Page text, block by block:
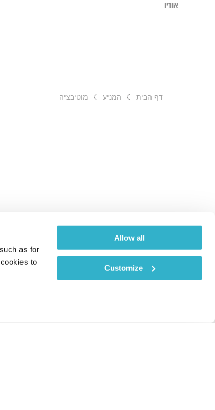
as for
to
Allow all
Customize
אודיו
דף הבית המניע מוטיבציה